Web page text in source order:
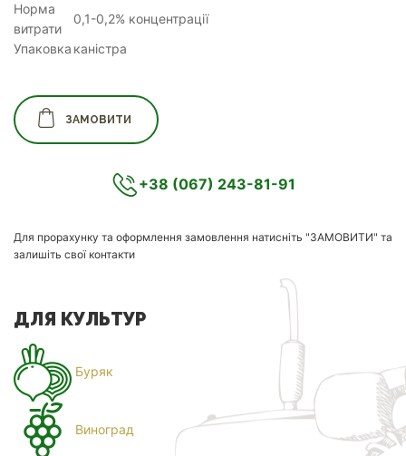
Норма
витрати
0,1-0,2% концентрації
Упаковка каністра
ЗАМОВИТИ
+38 (067) 243-81-91
Для прорахунку та оформлення замовлення натисніть "ЗАМОВИТИ" та
залишіть свої контакти
ДЛЯ КУЛЬТУР
Буряк
Виноград